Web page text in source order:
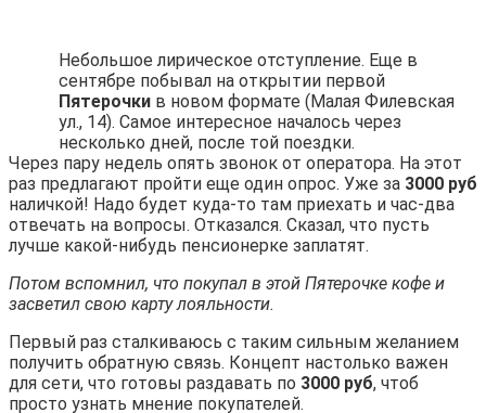
Небольшое лирическое отступление. Еще в
сентябре побывал на открытии первой
Пятерочки в новом формате (Малая Филевская
ул., 14). Самое интересное началось через
несколько дней, после той поездки.
Через пару недель опять звонок от оператора. На этот
раз предлагают пройти еще один опрос. Уже за 3000 руб
наличкой! Надо будет куда-то там приехать и час-два
отвечать на вопросы. Отказался. Сказал, что пусть
лучше какой-нибудь пенсионерке заплатят.
Потом вспомнил, что покупал в этой Пятерочке кофе и
засветил свою карту лояльности.
Первый раз сталкиваюсь с таким сильным желанием
получить обратную связь. Концепт настолько важен
для сети, что готовы раздавать по 3000 руб, чтоб
просто узнать мнение покупателей.